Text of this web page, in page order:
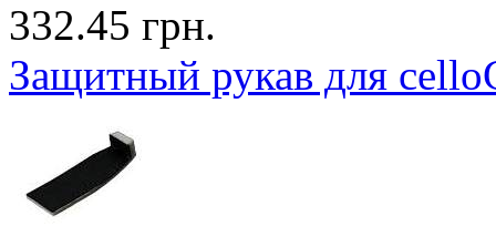
332.45 грн.
Защитный рукав для